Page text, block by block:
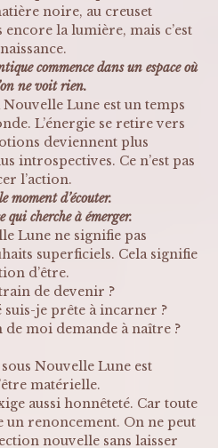
noire, au creuset
encore la lumière, mais c’est
commence dans un espace où
ne voit rien.
Lune est un temps
L’énergie se retire vers
deviennent plus
introspectives. Ce n’est pas
l’action.
moment d’écouter.
qui cherche à émerger.
Lune ne signifie pas
superficiels. Cela signifie
d’être.
de devenir ?
je prête à incarner ?
moi demande à naître ?
Nouvelle Lune est
matérielle.
aussi honnêteté. Car toute
renoncement. On ne peut
nouvelle sans laisser